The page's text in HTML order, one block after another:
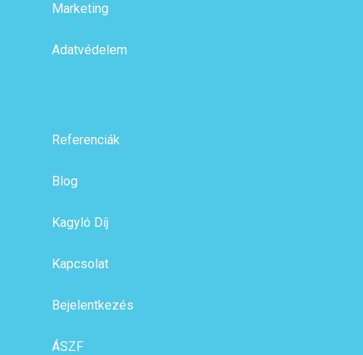
Marketing
Adatvédelem
Referenciák
Blog
Kagyló Díj
Kapcsolat
Bejelentkezés
ÁSZF